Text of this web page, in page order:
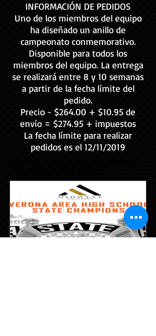
INFORMACIÓN DE PEDIDOS
Uno de los miembros del equipo
ha diseñado un anillo de
campeonato conmemorativo.
Disponible para todos los
miembros del equipo. La entrega
se realizará entre 8 y 10 semanas
a partir de la fecha límite del
pedido.
Precio - $264.00 + $10.95 de
envío = $274.95 + impuestos
La fecha límite para realizar
pedidos es el 12/11/2019